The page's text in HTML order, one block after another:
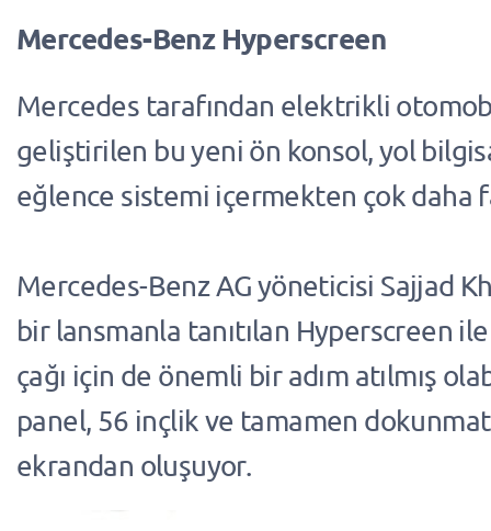
Mercedes-Benz Hyperscreen
Mercedes tarafından elektrikli
geliştirilen bu yeni ön konsol, yol
eğlence sistemi içermekten çok daha
Mercedes-Benz AG yöneticisi Sajjad
bir lansmanla tanıtılan Hyperscreen
çağı için de önemli bir adım atılmış
panel, 56 inçlik ve tamamen
ekrandan oluşuyor.